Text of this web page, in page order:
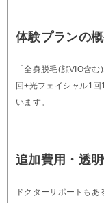
体験プランの
「全身脱毛(顔VIO含
回+光フェイシャル1
います。
追加費用・透
ドクターサポートも